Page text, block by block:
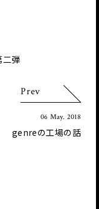
二弾
Prev
06 May. 2018
genreの工場の話